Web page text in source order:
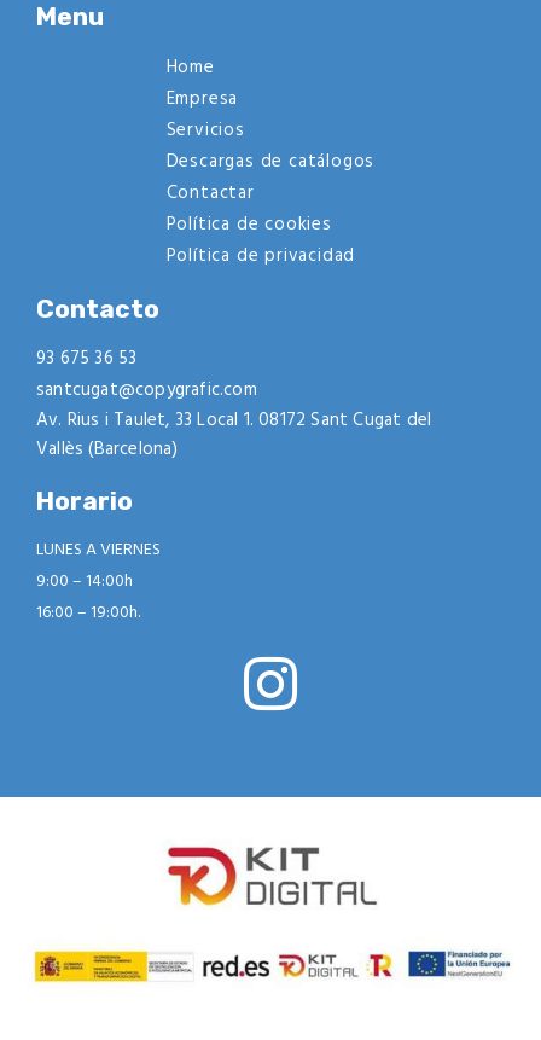
Menu
Home
Empresa
Servicios
Descargas de catálogos
Contactar
Política de cookies
Política de privacidad
Contacto
93 675 36 53
santcugat@copygrafic.com
Av. Rius i Taulet, 33 Local 1. 08172 Sant Cugat del
Vallès (Barcelona)
Horario
LUNES A VIERNES
9:00 – 14:00h
16:00 – 19:00h.